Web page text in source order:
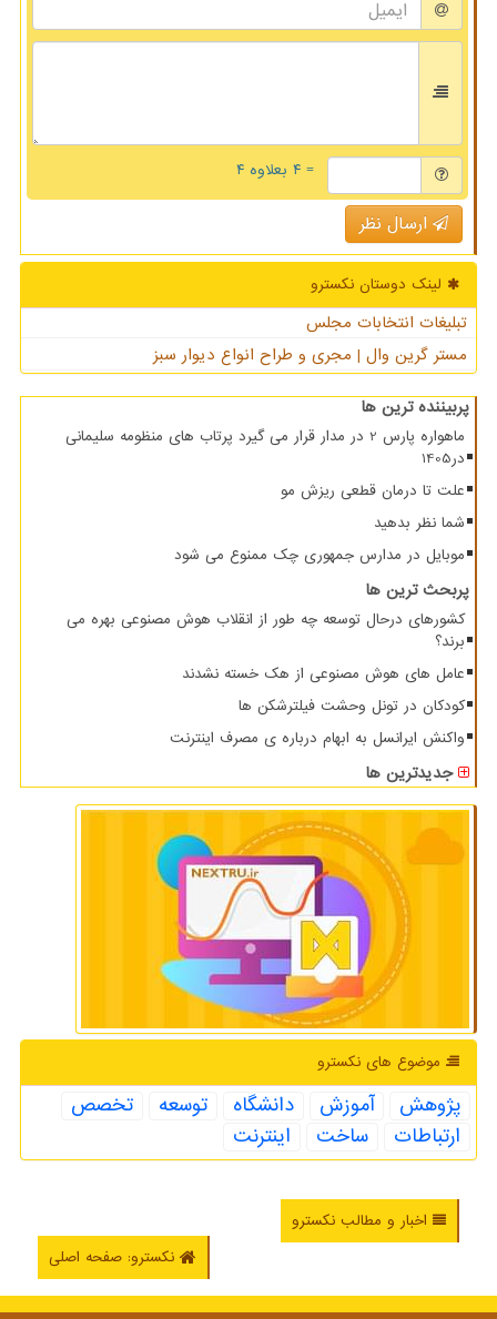
= ۴ بعلاوه ۴
ارسال نظر
لینک دوستان نكسترو
تبلیغات انتخابات مجلس
مستر گرین وال | مجری و طراح انواع دیوار سبز
پربیننده ترین ها
ماهواره پارس 2 در مدار قرار می گیرد پرتاب های منظومه سلیمانی
در1405
علت تا درمان قطعی ریزش مو
شما نظر بدهید
موبایل در مدارس جمهوری چک ممنوع می شود
پربحث ترین ها
کشورهای درحال توسعه چه طور از انقلاب هوش مصنوعی بهره می
برند؟
عامل های هوش مصنوعی از هک خسته نشدند
کودکان در تونل وحشت فیلترشکن ها
واکنش ایرانسل به ابهام درباره ی مصرف اینترنت
جدیدترین ها
موضوع های نكسترو
پژوهش آموزش دانشگاه توسعه
تخصص
ارتباطات
ساخت اینترنت
اخبار و مطالب نکسترو
نکسترو: صفحه اصلی